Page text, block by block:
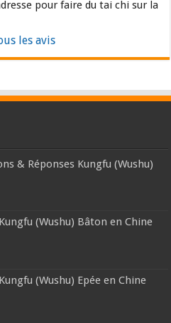
pour faire du tai chi sur la
les avis
& Réponses Kungfu (Wushu)
(Wushu) Bâton en Chine
(Wushu) Epée en Chine